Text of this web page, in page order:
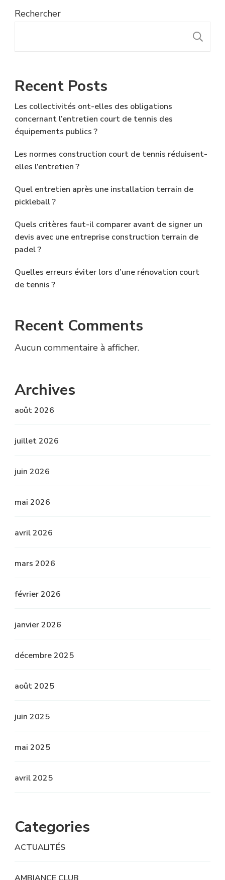
Rechercher
Recent Posts
Les collectivités ont-elles des obligations
concernant l’entretien court de tennis des
équipements publics ?
Les normes construction court de tennis réduisent-
elles l’entretien ?
Quel entretien après une installation terrain de
pickleball ?
Quels critères faut-il comparer avant de signer un
devis avec une entreprise construction terrain de
padel ?
Quelles erreurs éviter lors d’une rénovation court
de tennis ?
Recent Comments
Aucun commentaire à afficher.
Archives
août 2026
juillet 2026
juin 2026
mai 2026
avril 2026
mars 2026
février 2026
janvier 2026
décembre 2025
août 2025
juin 2025
mai 2025
avril 2025
Categories
ACTUALITÉS